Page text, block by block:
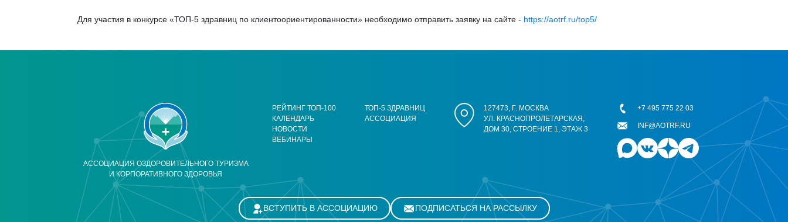
Для участия в конкурсе «ТОП-5 здравниц по клиентоориентированности» необходимо отправить заявку на сайте - https://aotrf.ru/top5/
АССОЦИАЦИЯ ОЗДОРОВИТЕЛЬНОГО ТУРИЗМА
И КОРПОРАТИВНОГО ЗДОРОВЬЯ
РЕЙТИНГ ТОП-100
КАЛЕНДАРЬ
НОВОСТИ
ВЕБИНАРЫ
ТОП-5 ЗДРАВНИЦ
АССОЦИАЦИЯ
127473, Г. МОСКВА
УЛ. КРАСНОПРОЛЕТАРСКАЯ,
ДОМ 30, СТРОЕНИЕ 1, ЭТАЖ 3
+7 495 775 22 03
INF@AOTRF.RU
ВСТУПИТЬ В АССОЦИАЦИЮ ПОДПИСАТЬСЯ НА РАССЫЛКУ